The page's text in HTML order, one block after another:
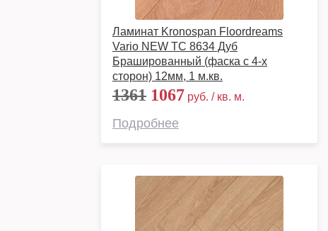
Ламинат Kronospan Floordreams
Vario NEW TC 8634 Дуб
Брашированный (фаска с 4-х
сторон) 12мм, 1 м.кв.
1361 1067 руб. / кв. м.
Подробнее